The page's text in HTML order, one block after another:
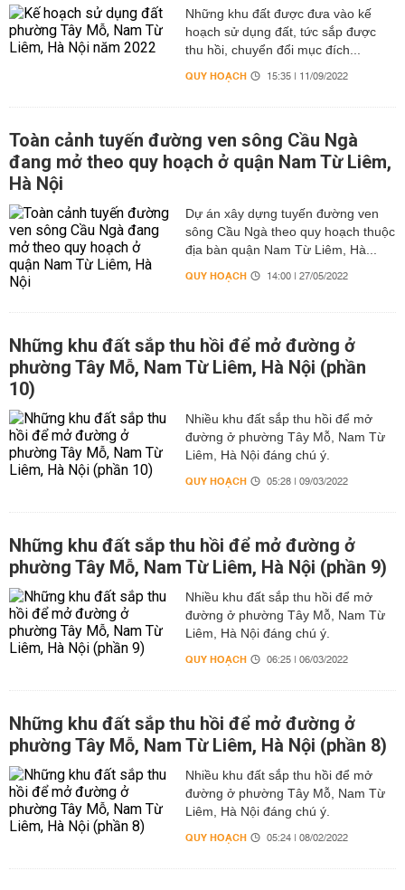
Những khu đất được đưa vào kế
hoạch sử dụng đất, tức sắp được
thu hồi, chuyển đổi mục đích...
QUY HOẠCH 15:35 | 11/09/2022
Toàn cảnh tuyến đường ven sông Cầu Ngà
đang mở theo quy hoạch ở quận Nam Từ Liêm,
Hà Nội
Dự án xây dựng tuyến đường ven
sông Cầu Ngà theo quy hoạch thuộc
địa bàn quận Nam Từ Liêm, Hà...
QUY HOẠCH 14:00 | 27/05/2022
Những khu đất sắp thu hồi để mở đường ở
phường Tây Mỗ, Nam Từ Liêm, Hà Nội (phần
10)
Nhiều khu đất sắp thu hồi để mở
đường ở phường Tây Mỗ, Nam Từ
Liêm, Hà Nội đáng chú ý.
QUY HOẠCH 05:28 | 09/03/2022
Những khu đất sắp thu hồi để mở đường ở
phường Tây Mỗ, Nam Từ Liêm, Hà Nội (phần 9)
Nhiều khu đất sắp thu hồi để mở
đường ở phường Tây Mỗ, Nam Từ
Liêm, Hà Nội đáng chú ý.
QUY HOẠCH 06:25 | 06/03/2022
Những khu đất sắp thu hồi để mở đường ở
phường Tây Mỗ, Nam Từ Liêm, Hà Nội (phần 8)
Nhiều khu đất sắp thu hồi để mở
đường ở phường Tây Mỗ, Nam Từ
Liêm, Hà Nội đáng chú ý.
QUY HOẠCH 05:24 | 08/02/2022